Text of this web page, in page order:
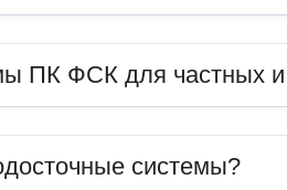
ПК ФСК для частных и
системы?